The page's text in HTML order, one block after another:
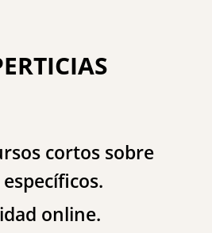
cortos sobre
online.